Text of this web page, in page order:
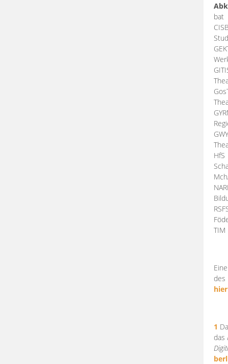
bat
HfS
des
hier
1
das